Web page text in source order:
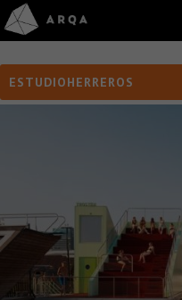
ESTUDIOHERREROS